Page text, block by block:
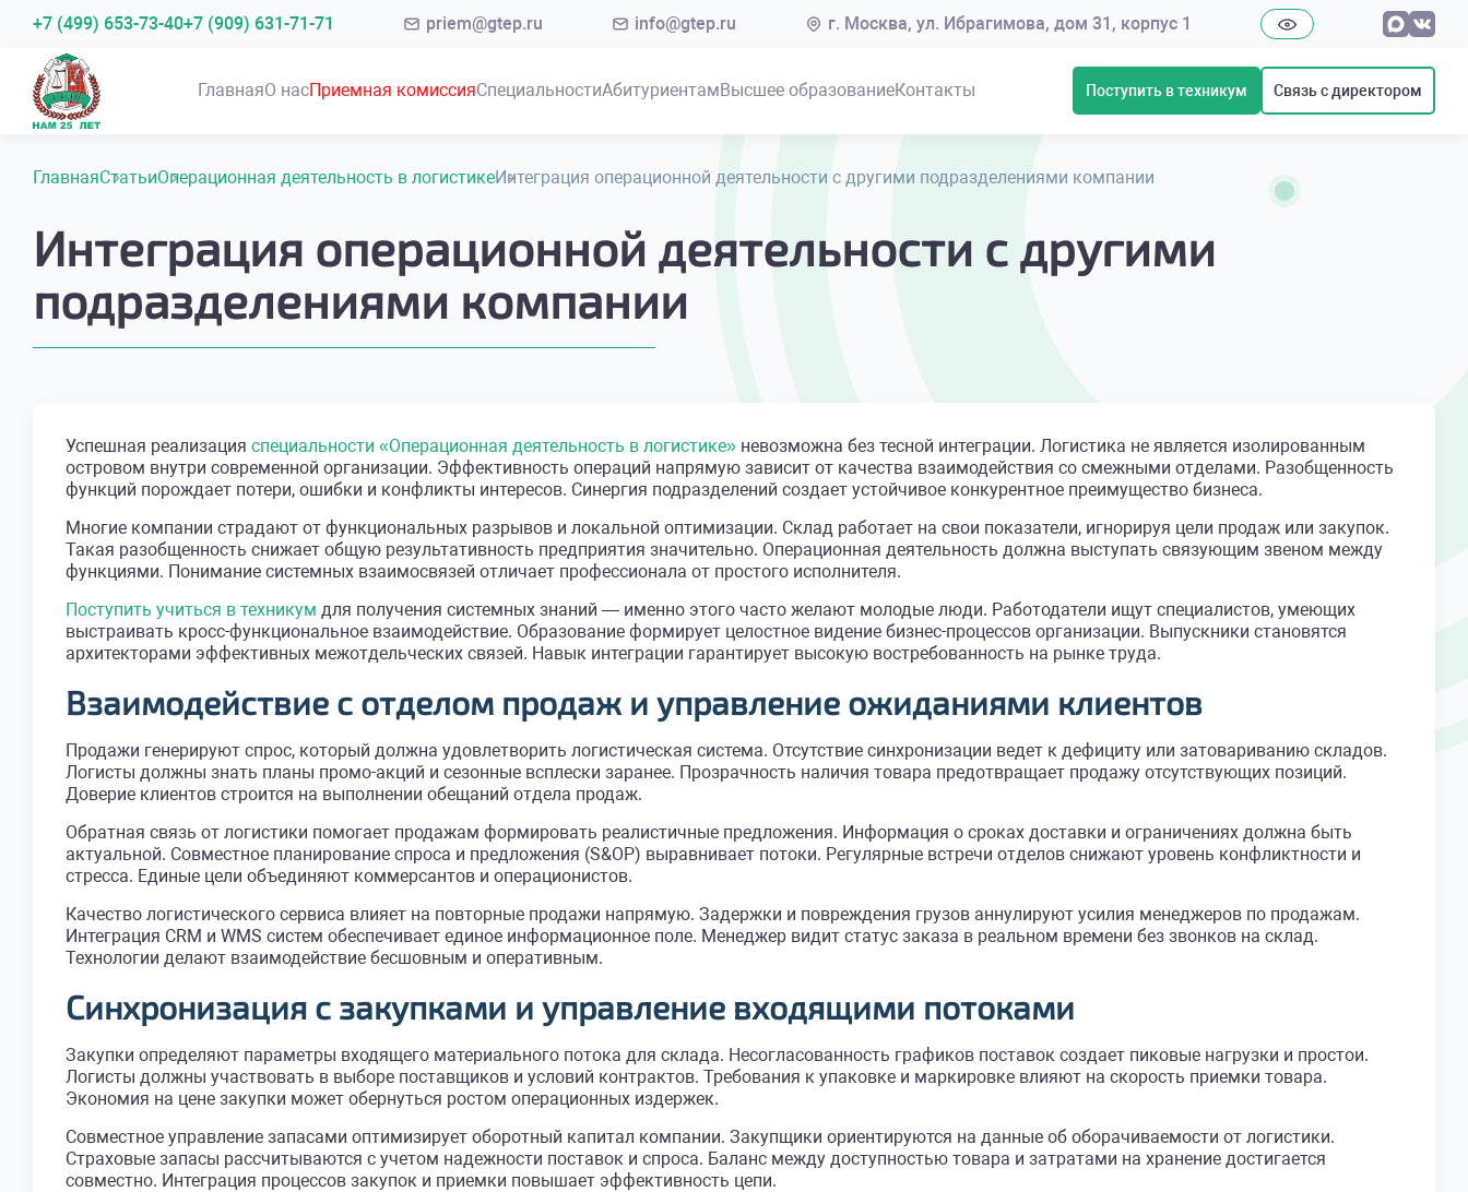
+7 (499) 653-73-40+7 (909) 631-71-71 priem@gtep.ru info@gtep.ru г. Москва, ул. Ибрагимова, дом 31, корпус 1
ГлавнаяО насПриемная комиссияСпециальностиАбитуриентам Высшее образованиеКонтакты Поступить в техникум Связь с директором
ГлавнаяСтатьиОперационная деятельность в логистикеИнтеграция операционной деятельности с другими подразделениями компании
Интеграция операционной деятельности с другими
подразделениями компании
Успешная реализация специальности «Операционная деятельность в логистике» невозможна без тесной интеграции. Логистика не является изолированным
островом внутри современной организации. Эффективность операций напрямую зависит от качества взаимодействия со смежными отделами. Разобщенность
функций порождает потери, ошибки и конфликты интересов. Синергия подразделений создает устойчивое конкурентное преимущество бизнеса.
Многие компании страдают от функциональных разрывов и локальной оптимизации. Склад работает на свои показатели, игнорируя цели продаж или закупок.
Такая разобщенность снижает общую результативность предприятия значительно. Операционная деятельность должна выступать связующим звеном между
функциями. Понимание системных взаимосвязей отличает профессионала от простого исполнителя.
Поступить учиться в техникум для получения системных знаний — именно этого часто желают молодые люди. Работодатели ищут специалистов, умеющих
выстраивать кросс-функциональное взаимодействие. Образование формирует целостное видение бизнес-процессов организации. Выпускники становятся
архитекторами эффективных межотдельческих связей. Навык интеграции гарантирует высокую востребованность на рынке труда.
Взаимодействие с отделом продаж и управление ожиданиями клиентов
Продажи генерируют спрос, который должна удовлетворить логистическая система. Отсутствие синхронизации ведет к дефициту или затовариванию складов.
Логисты должны знать планы промо-акций и сезонные всплески заранее. Прозрачность наличия товара предотвращает продажу отсутствующих позиций.
Доверие клиентов строится на выполнении обещаний отдела продаж.
Обратная связь от логистики помогает продажам формировать реалистичные предложения. Информация о сроках доставки и ограничениях должна быть
актуальной. Совместное планирование спроса и предложения (S&OP) выравнивает потоки. Регулярные встречи отделов снижают уровень конфликтности и
стресса. Единые цели объединяют коммерсантов и операционистов.
Качество логистического сервиса влияет на повторные продажи напрямую. Задержки и повреждения грузов аннулируют усилия менеджеров по продажам.
Интеграция CRM и WMS систем обеспечивает единое информационное поле. Менеджер видит статус заказа в реальном времени без звонков на склад.
Технологии делают взаимодействие бесшовным и оперативным.
Синхронизация с закупками и управление входящими потоками
Закупки определяют параметры входящего материального потока для склада. Несогласованность графиков поставок создает пиковые нагрузки и простои.
Логисты должны участвовать в выборе поставщиков и условий контрактов. Требования к упаковке и маркировке влияют на скорость приемки товара.
Экономия на цене закупки может обернуться ростом операционных издержек.
Совместное управление запасами оптимизирует оборотный капитал компании. Закупщики ориентируются на данные об оборачиваемости от логистики.
Страховые запасы рассчитываются с учетом надежности поставок и спроса. Баланс между доступностью товара и затратами на хранение достигается
совместно. Интеграция процессов закупок и приемки повышает эффективность цепи.